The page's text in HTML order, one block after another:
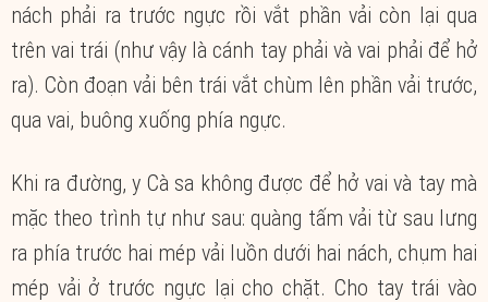
nách phải ra trước ngực rồi vắt phần vải còn lại qua
trên vai trái (như vậy là cánh tay phải và vai phải để hở
ra). Còn đoạn vải bên trái vắt chùm lên phần vải trước,
qua vai, buông xuống phía ngực.
Khi ra đường, y Cà sa không được để hở vai và tay mà
mặc theo trình tự như sau: quàng tấm vải từ sau lưng
ra phía trước hai mép vải luồn dưới hai nách, chụm hai
mép vải ở trước ngực lại cho chặt. Cho tay trái vào